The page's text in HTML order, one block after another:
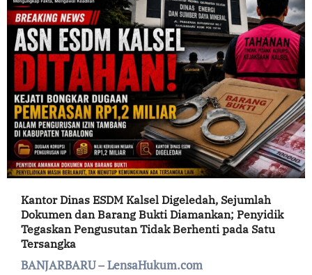
Kantor Dinas ESDM Kalsel Digeledah, Sejumlah
Dokumen dan Barang Bukti Diamankan; Penyidik
Tegaskan Pengusutan Tidak Berhenti pada Satu
Tersangka
BANJARBARU – LensaHukum.com